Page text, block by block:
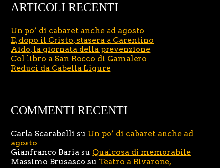
ARTICOLI RECENTI
Un po’ di cabaret anche ad agosto
E, dopo il Cristo, stasera a Carentino
Aido, la giornata della prevenzione
Col libro a San Rocco di Gamalero
Reduci da Cabella Ligure
COMMENTI RECENTI
Carla Scarabelli su Un po’ di cabaret anche ad
agosto
Gianfranco Baria su Qualcosa di memorabile
Massimo Brusasco su Teatro a Rivarone,